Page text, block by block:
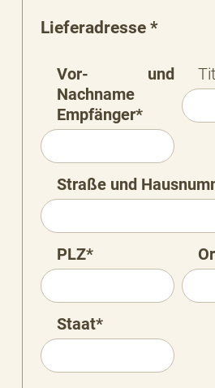
Lieferadresse *
Vor- und
Nachname
Empfänger*
Straße und
PLZ*
Staat*